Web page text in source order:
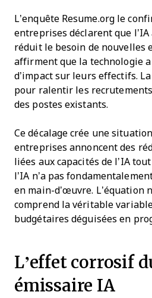
L’enquête Resume.org le
entreprises déclarent que
réduit le besoin de nouvelles
affirment que la technologie a
d’impact sur leurs effectifs.
pour ralentir les
des postes existants.
Ce décalage crée une
entreprises annoncent des
liées aux capacités de l’IA
l’IA n’a pas
en main-d’œuvre. L’équation
comprend la véritable
budgétaires déguisées en
L’effet corrosif
émissaire IA